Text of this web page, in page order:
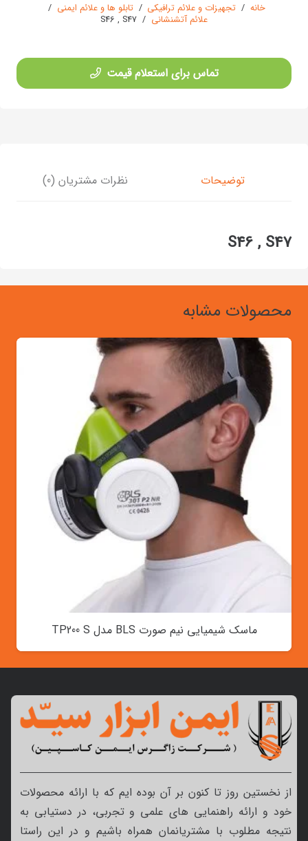
خانه / تجهیزات و علائم ترافیکی / تابلو ها و علائم ایمنی /
علائم آتشنشانی /
S46 , S47
تماس برای استعلام قیمت
توضیحات نظرات مشتریان (0)
S46 , S47
محصولات مشابه
ماسک شیمیایی نیم صورت BLS مدل TP200 S
از نخستین روز تا کنون بر آن بوده ایم که با ارائه محصولات
خود و ارائه راهنمایی های علمی و تجربی، در دستیابی به
نتیجه مطلوب با مشتریانمان همراه باشیم و در این راستا